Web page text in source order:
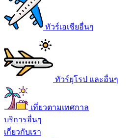
ทัวร์เอเชียอื่นๆ
ทัวร์ยุโรป และอื่นๆ
เที่ยวตามเทศกาล
บริการอื่นๆ
เกี่ยวกับเรา